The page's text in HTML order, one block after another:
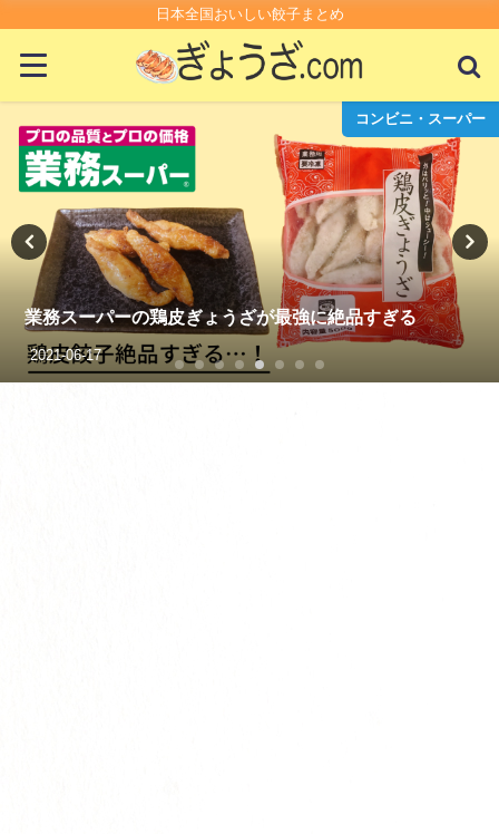
日本全国おいしい餃子まとめ
コンビニ・スーパー
業務スーパーの鶏皮ぎょうざが最強に絶品すぎる
2021-06-17